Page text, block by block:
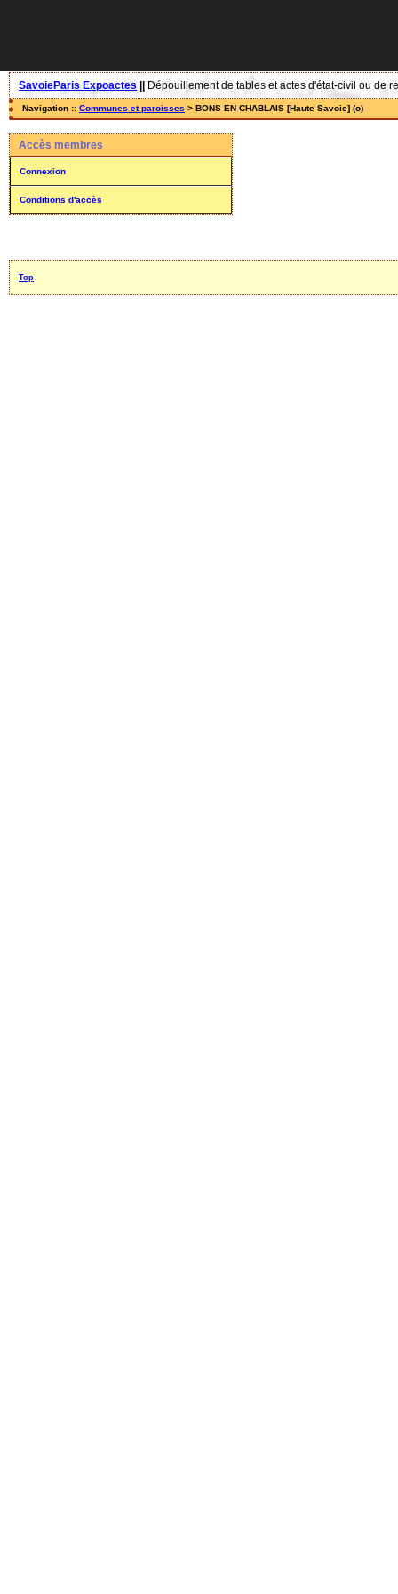
SavoieParis Expoactes Dépouillement de tables et actes d'état-civil ou de
Navigation :: Communes et paroisses > BONS EN CHABLAIS [Haute Savoie] (o)
Accès membres
Connexion
Conditions d'accès
Top